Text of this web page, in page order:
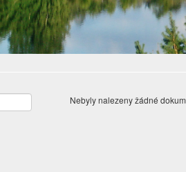
Nebyly nalezeny žádné